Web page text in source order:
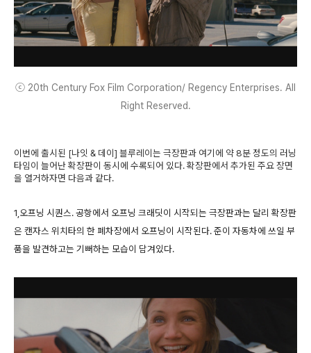
ⓒ 20th Century Fox Film Corporation/ Regency Enterprises. All
Right Reserved.
이번에 출시된 [나잇 & 데이] 블루레이는 극장판과 여기에 약 8분 정도의 러닝
타임이 늘어난 확장판이 동시에 수록되어 있다. 확장판에서 추가된 주요 장면
을 열거하자면 다음과 같다.
1,오프닝 시퀀스. 공항에서 오프닝 크래딧이 시작되는 극장판과는 달리 확장판
은 캔자스 위치타의 한 폐차장에서 오프닝이 시작된다. 준이 자동차에 쓰일 부
품을 발견하고는 기뻐하는 모습이 담겨있다.